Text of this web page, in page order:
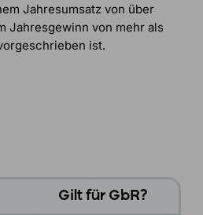
Jahresumsatz von über
Jahresgewinn von mehr als
ist.
Gilt für GbR?